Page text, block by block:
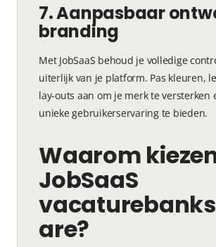
7. Aanpasbaar
branding
Met JobSaaS behoud je volledige
uiterlijk van je platform. Pas kleuren,
lay-outs aan om je merk te versterken
unieke gebruikerservaring te bieden.
Waarom
JobSaaS
are?